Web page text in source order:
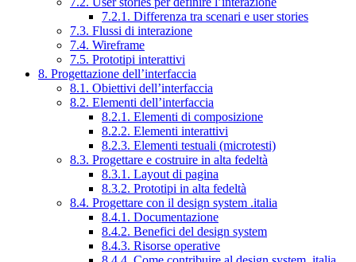
7.2.1. Differenza tra scenari e user stories
7.3. Flussi di interazione
7.4. Wireframe
7.5. Prototipi interattivi
8. Progettazione dell’interfaccia
8.1. Obiettivi dell’interfaccia
8.2. Elementi dell’interfaccia
8.2.1. Elementi di composizione
8.2.2. Elementi interattivi
8.2.3. Elementi testuali (microtesti)
8.3. Progettare e costruire in alta fedeltà
8.3.1. Layout di pagina
8.3.2. Prototipi in alta fedeltà
8.4. Progettare con il design system .italia
8.4.1. Documentazione
8.4.2. Benefici del design system
8.4.3. Risorse operative